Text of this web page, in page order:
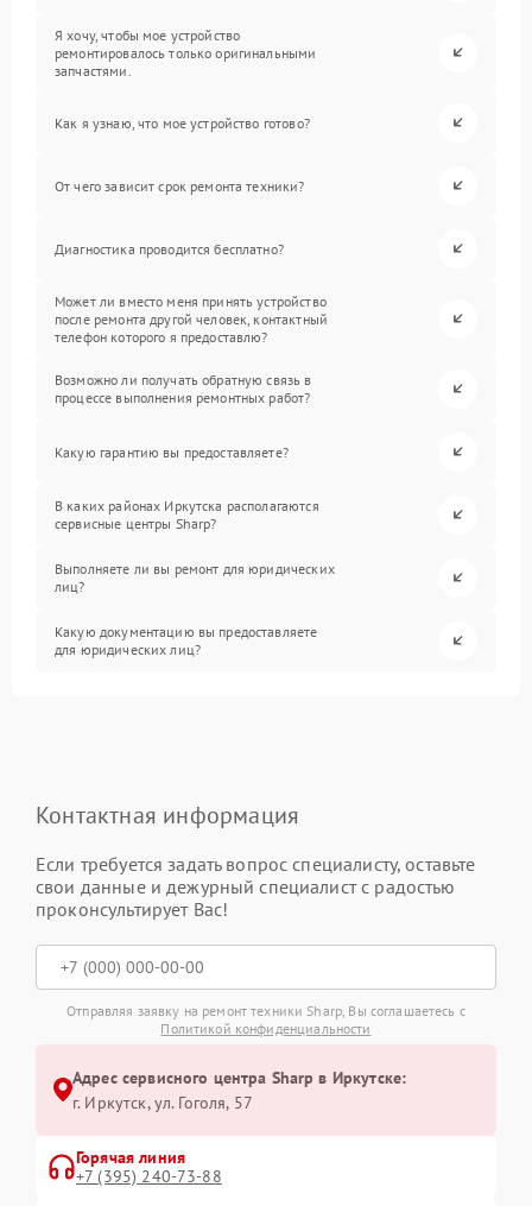
Я хочу, чтобы мое устройство
ремонтировалось только оригинальными
запчастями.
Как я узнаю, что мое устройство готово?
От чего зависит срок ремонта техники?
Диагностика проводится бесплатно?
Может ли вместо меня принять устройство
после ремонта другой человек, контактный
телефон которого я предоставлю?
Возможно ли получать обратную связь в
процессе выполнения ремонтных работ?
Какую гарантию вы предоставляете?
В каких районах Иркутска располагаются
сервисные центры Sharp?
Выполняете ли вы ремонт для юридических
лиц?
Какую документацию вы предоставляете
для юридических лиц?
Контактная информация
Если требуется задать вопрос специалисту, оставьте
свои данные и дежурный специалист с радостью
проконсультирует Вас!
Отправляя заявку на ремонт техники Sharp, Вы соглашаетесь с
Политикой конфиденциальности
Адрес сервисного центра Sharp в Иркутске:
г. Иркутск, ул. ​Гоголя, 57
Горячая линия
+7 (395) 240-73-88